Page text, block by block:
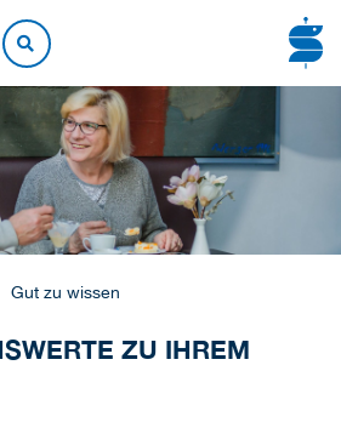
Gut zu wissen
ZU IHREM